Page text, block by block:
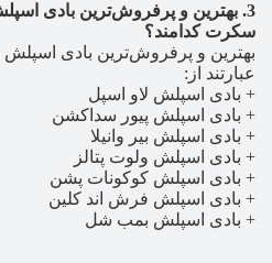
بهترین و پرفروش‌ترین بادی
سکرت کدامند؟
بهترین و پرفروش‌ترین بادی
عبارتند از:
+ بادی اسپلش لاو اسپل
+ بادی اسپلش پیور سداکشن
+ بادی اسپلش بیر وانیلا
+ بادی اسپلش ولوت پتالز
+ بادی اسپلش کوکونات پشن
+ بادی اسپلش فرش اند کلین
+ بادی اسپلش بمب شل